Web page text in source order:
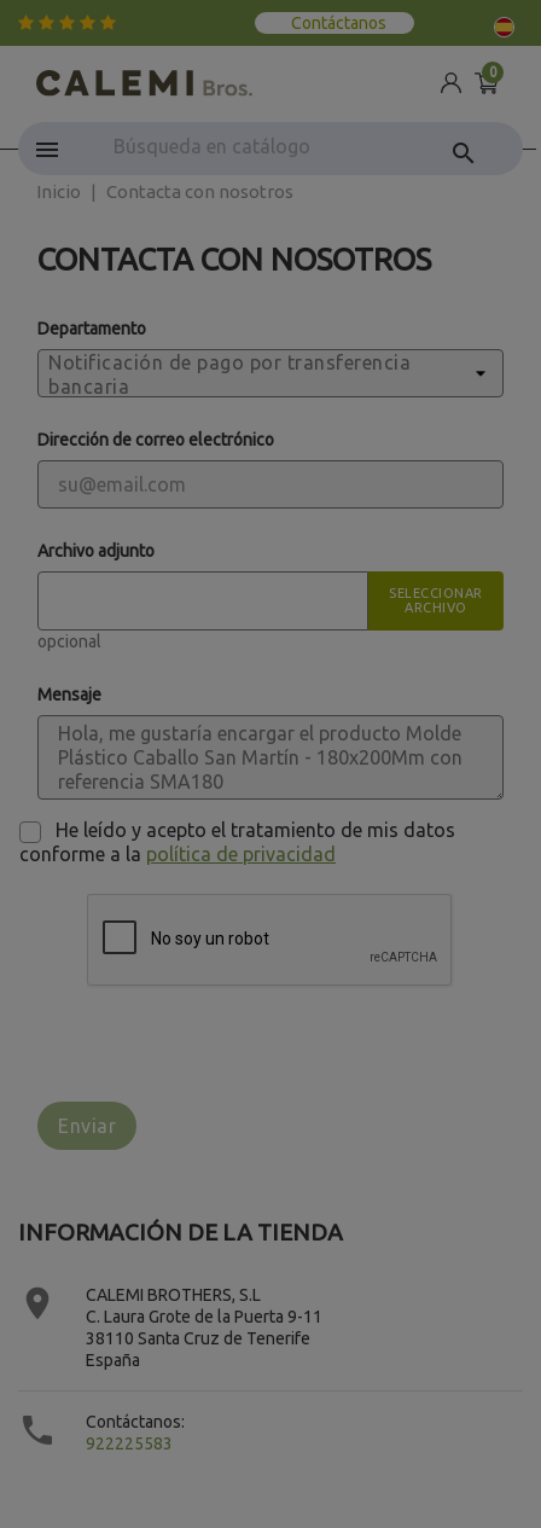
Contáctanos
0
search
Inicio Contacta con nosotros
CONTACTA CON NOSOTROS
Departamento
Dirección de correo electrónico
Archivo adjunto
SELECCIONAR
ARCHIVO
opcional
Mensaje
He leído y acepto el tratamiento de mis datos
conforme a la política de privacidad
INFORMACIÓN DE LA TIENDA

CALEMI BROTHERS, S.L
C. Laura Grote de la Puerta 9-11
38110 Santa Cruz de Tenerife
España

Contáctanos:
922225583